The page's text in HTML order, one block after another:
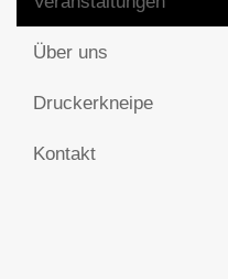
Über uns
Druckerkneipe
Kontakt